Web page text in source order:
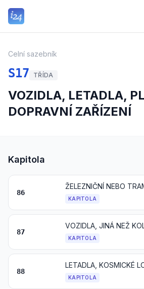
Celní sazebník
S17 TŘÍDA
VOZIDLA, LETADLA,
DOPRAVNÍ ZAŘÍZENÍ
Kapitola
86
KAPITOLA
87
KAPITOLA
88
KAPITOLA